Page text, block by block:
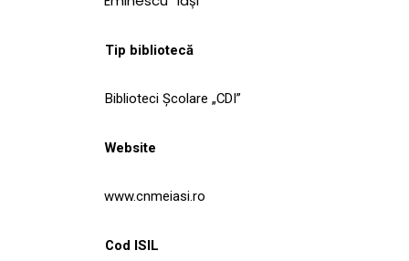
Tip bibliotecă
Biblioteci Școlare „CDI”
Website
www.cnmeiasi.ro
Cod ISIL